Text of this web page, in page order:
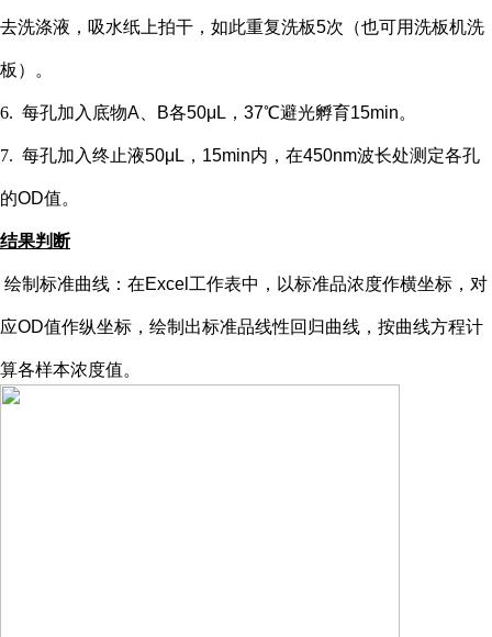
去洗涤液，吸水纸上拍干，如此重复洗板5次（也可用洗板机洗
板）。
6. 每孔加入底物A、B各50μL，37℃避光孵育15min。
7. 每孔加入终止液50μL，15min内，在450nm波长处测定各孔
的OD值。
结果判断
绘制标准曲线：在Excel工作表中，以标准品浓度作横坐标，对
应OD值作纵坐标，绘制出标准品线性回归曲线，按曲线方程计
算各样本浓度值。